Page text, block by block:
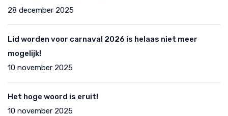
28 december 2025
Lid worden voor carnaval 2026 is helaas niet meer
mogelijk!
10 november 2025
Het hoge woord is eruit!
10 november 2025